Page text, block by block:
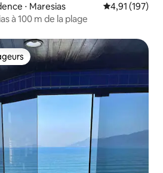
⋅ Maresias Évaluation
4,91 (197)
à 100 m de la plage
les plus appréciés